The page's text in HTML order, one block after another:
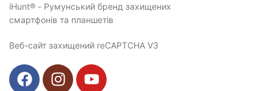
iHunt® - Румунський бренд захищених
смартфонів та планшетів
Веб-сайт захищений reCAPTCHA V3